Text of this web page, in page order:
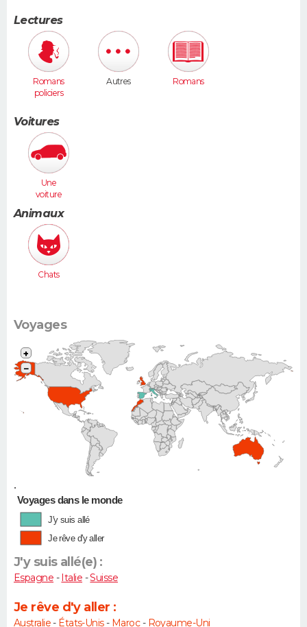
Lectures
Romans
policiers
Autres Romans
Voitures
Une
voiture
moyenne
(Megane,
307...)
Animaux
Chats
Voyages
•
+
−
Voyages dans le monde
J'y suis allé
Je rêve d'y aller
J'y suis allé(e) :
Espagne -Italie -Suisse
Je rêve d'y aller :
Australie- États-Unis- Maroc- Royaume-Uni